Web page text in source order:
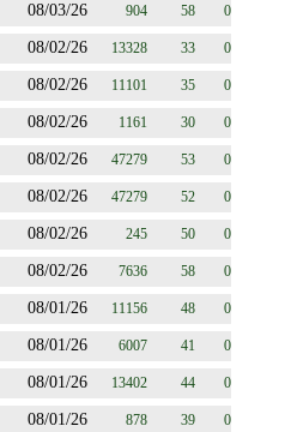
08/03/26 904 58 0
08/02/26 13328 33 0
08/02/26 11101 35 0
08/02/26 1161 30 0
08/02/26 47279 53 0
08/02/26 47279 52 0
08/02/26 245 50 0
08/02/26 7636 58 0
08/01/26 11156 48 0
08/01/26 6007 41 0
08/01/26 13402 44 0
08/01/26 878 39 0